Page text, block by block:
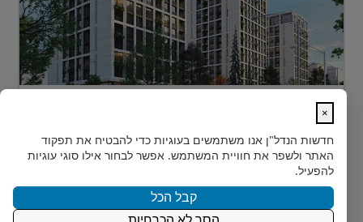
כשחושבים על השקעות נדל"ן מעבר לים, מדינה אחת
נמצאת בשנים האחרונות בראש הרשימה של משקיעים
ישראלים רבים: גאורגיה. ...
×
חדשות הנדל"ן אנו משתמשים בעוגיות כדי להבטיח את תפקוד
האתר ולשפר את חוויית המשתמש. אפשר לבחור אילו סוגי עוגיות
להפעיל.
קבל הכל